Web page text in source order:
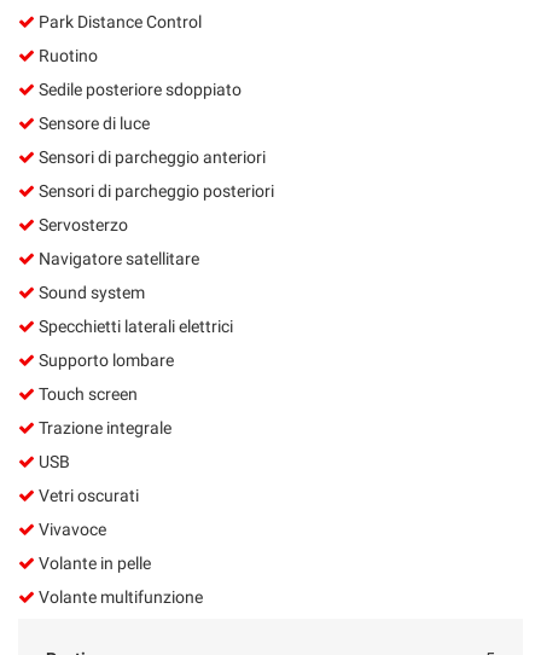
Park Distance Control
Ruotino
Sedile posteriore sdoppiato
Sensore di luce
Sensori di parcheggio anteriori
Sensori di parcheggio posteriori
Servosterzo
Navigatore satellitare
Sound system
Specchietti laterali elettrici
Supporto lombare
Touch screen
Trazione integrale
USB
Vetri oscurati
Vivavoce
Volante in pelle
Volante multifunzione